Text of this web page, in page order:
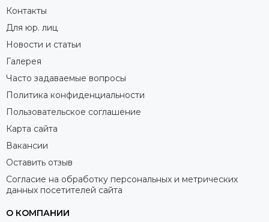
Контакты
Для юр. лиц
Новости и статьи
Галерея
Часто задаваемые вопросы
Политика конфиденциальности
Пользовательское соглашение
Карта сайта
Вакансии
Оставить отзыв
Согласие на обработку персональных и метрических
данных посетителей сайта
О КОМПАНИИ